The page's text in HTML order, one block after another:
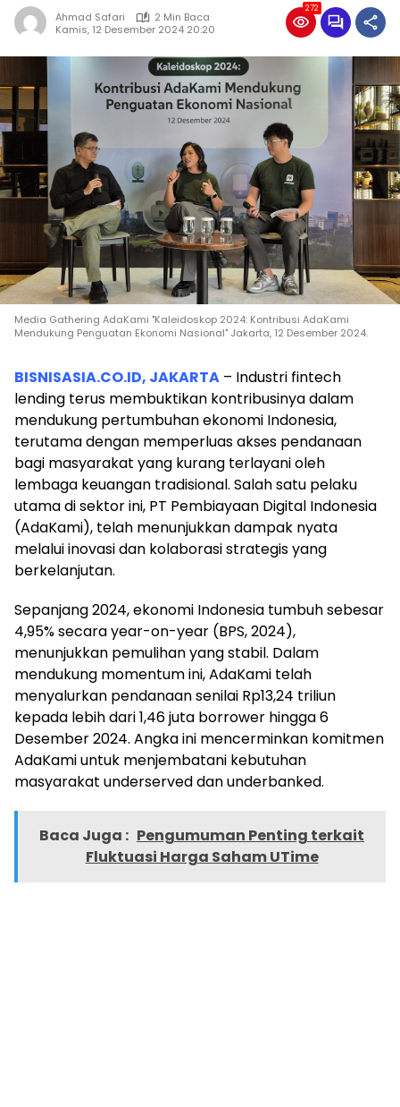
Ahmad Safari
2 Min Baca
Kamis, 12 Desember 2024 20:20
272
Media Gathering AdaKami "Kaleidoskop 2024: Kontribusi AdaKami
Mendukung Penguatan Ekonomi Nasional" Jakarta, 12 Desember 2024.
BISNISASIA.CO.ID, JAKARTA – Industri fintech
lending terus membuktikan kontribusinya dalam
mendukung pertumbuhan ekonomi Indonesia,
terutama dengan memperluas akses pendanaan
bagi masyarakat yang kurang terlayani oleh
lembaga keuangan tradisional. Salah satu pelaku
utama di sektor ini, PT Pembiayaan Digital Indonesia
(AdaKami), telah menunjukkan dampak nyata
melalui inovasi dan kolaborasi strategis yang
berkelanjutan.
Sepanjang 2024, ekonomi Indonesia tumbuh sebesar
4,95% secara year-on-year (BPS, 2024),
menunjukkan pemulihan yang stabil. Dalam
mendukung momentum ini, AdaKami telah
menyalurkan pendanaan senilai Rp13,24 triliun
kepada lebih dari 1,46 juta borrower hingga 6
Desember 2024. Angka ini mencerminkan komitmen
AdaKami untuk menjembatani kebutuhan
masyarakat underserved dan underbanked.
Baca Juga : Pengumuman Penting terkait
Fluktuasi Harga Saham UTime